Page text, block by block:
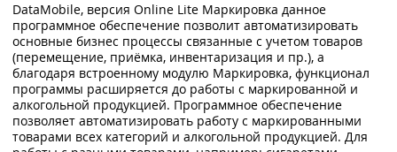
DataMobile, версия Online Lite Маркировка данное
программное обеспечение позволит автоматизировать
основные бизнес процессы связанные с учетом товаров
(перемещение, приёмка, инвентаризация и пр.), а
благодаря встроенному модулю Маркировка, функционал
программы расширяется до работы с маркированной и
алкогольной продукцией. Программное обеспечение
позволяет автоматизировать работу с маркированными
товарами всех категорий и алкогольной продукцией. Для